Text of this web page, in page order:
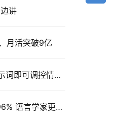
讲
月活突破9亿
谷歌发布最强TTS模型Gemini-TTS：支持近70种语言，提示词即可调控情感风格
DeepL 推出实时语音翻译功能：支持语音通话实时互译，96% 语言学家更青睐